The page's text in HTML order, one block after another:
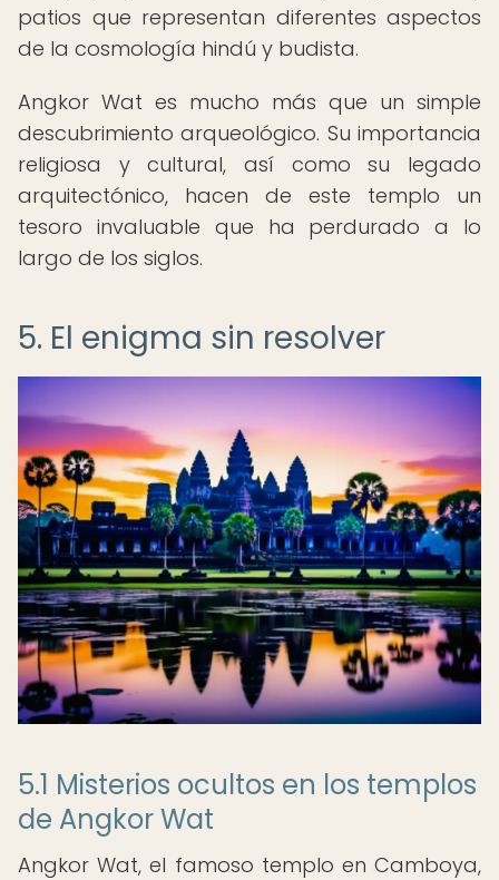
patios que representan diferentes aspectos
de la cosmología hindú y budista.
Angkor Wat es mucho más que un simple
descubrimiento arqueológico. Su importancia
religiosa y cultural, así como su legado
arquitectónico, hacen de este templo un
tesoro invaluable que ha perdurado a lo
largo de los siglos.
5. El enigma sin resolver
5.1 Misterios ocultos en los templos
de Angkor Wat
Angkor Wat, el famoso templo en Camboya,